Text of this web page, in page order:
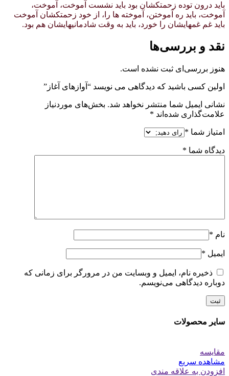
بايد درون توده زحمتكشان بود بايد نشست آموخت، آموخت،
آموخت، بايد ره آموختن، آموخته ها را، از خود زحمتكشان آموخت
بايد غم غمهايشان را خورد، بايد به وقت شادمانيهايشان هم بود.
نقد و بررسی‌ها
هنوز بررسی‌ای ثبت نشده است.
اولین کسی باشید که دیدگاهی می نویسد “آوازهای آغاز”
نشانی ایمیل شما منتشر نخواهد شد. بخش‌های موردنیاز
علامت‌گذاری شده‌اند *
امتیاز شما *
دیدگاه شما *
نام *
ایمیل *
ذخیره نام، ایمیل و وبسایت من در مرورگر برای زمانی که
دوباره دیدگاهی می‌نویسم.
سایر محصولات
مقایسه
مشاهده سریع
افزودن به علاقه مندی